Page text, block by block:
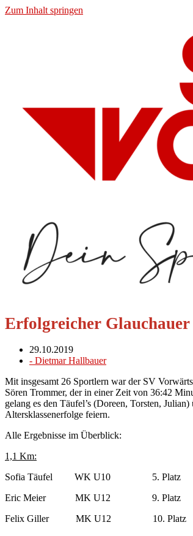
Zum Inhalt springen
Erfolgreicher
29.10.2019
- Dietmar Hallbauer
Mit insgesamt 26 Sportlern war der SV
Sören Trommer, der in einer Zeit von 36:42
gelang es den Täufel’s (Doreen, Torsten,
Altersklassenerfolge feiern.
Alle Ergebnisse im Überblick:
1,1 Km:
Sofia Täufel WK U10 5. Platz
Eric Meier MK U12 9. Platz
Felix Giller MK U12 10. Platz